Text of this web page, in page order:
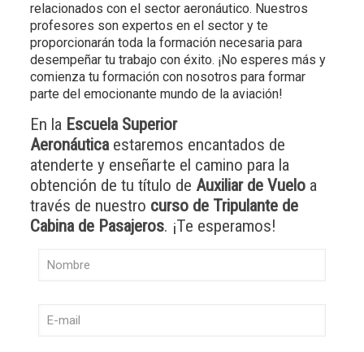
relacionados con el sector aeronáutico. Nuestros
profesores son expertos en el sector y te
proporcionarán toda la formación necesaria para
desempeñar tu trabajo con éxito. ¡No esperes más y
comienza tu formación con nosotros para formar
parte del emocionante mundo de la aviación!
En la Escuela Superior
Aeronáutica estaremos encantados de
atenderte y enseñarte el camino para la
obtención de tu título de Auxiliar de Vueloa
través de nuestro curso de Tripulante de
Cabina de Pasajeros. ¡Te esperamos!